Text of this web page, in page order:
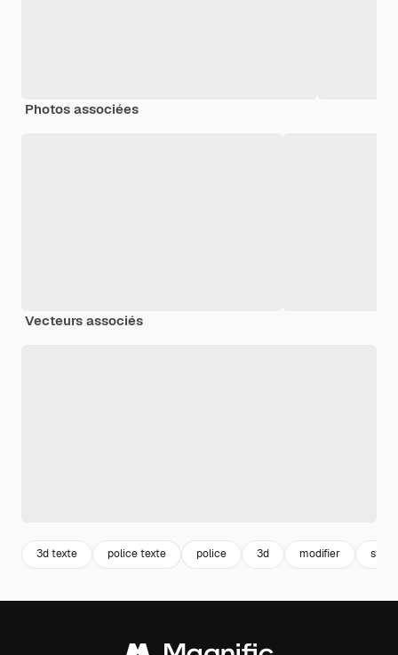
Photos associées
Vecteurs associés
3d texte police texte police 3d modifier style